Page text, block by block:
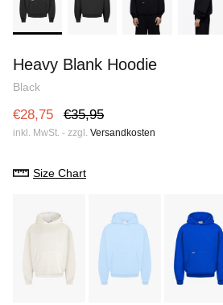
Heavy Blank Hoodie
€28,75 €35,95
Heavy Blank Hoodie
Black
€28,75 €35,95
inkl. MwSt. - zzgl. Versandkosten
Size Chart